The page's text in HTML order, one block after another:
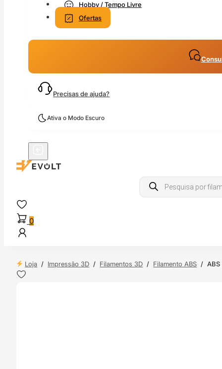
Hobby / Tempo Livre
Ofertas
Precisas de ajuda?
Ativa o Modo Escuro
Products
search
0
Loja / Impressão 3D / Filamentos 3D / Filamento ABS / ABS